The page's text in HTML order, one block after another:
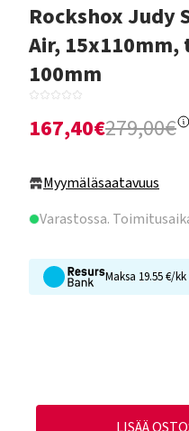
Rockshox Judy
Air, 15x110mm,
100mm
167,40€279,00€
Myymäläsaatavuus
Varastossa.
Maksa 19.55 €/